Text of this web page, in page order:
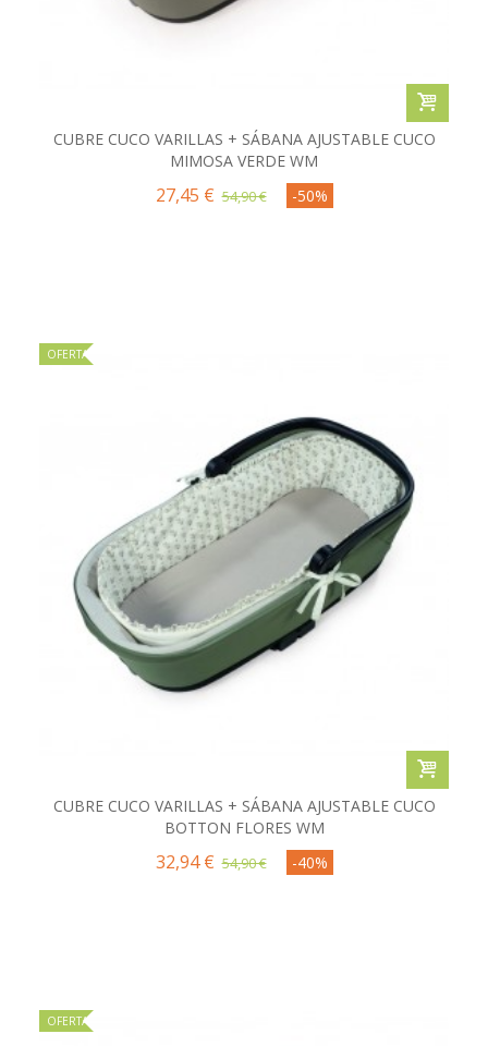
CUBRE CUCO VARILLAS + SÁBANA AJUSTABLE CUCO
MIMOSA VERDE WM
27,45 € 54,90 € -50%
OFERTA
CUBRE CUCO VARILLAS + SÁBANA AJUSTABLE CUCO
BOTTON FLORES WM
32,94 € 54,90 € -40%
OFERTA